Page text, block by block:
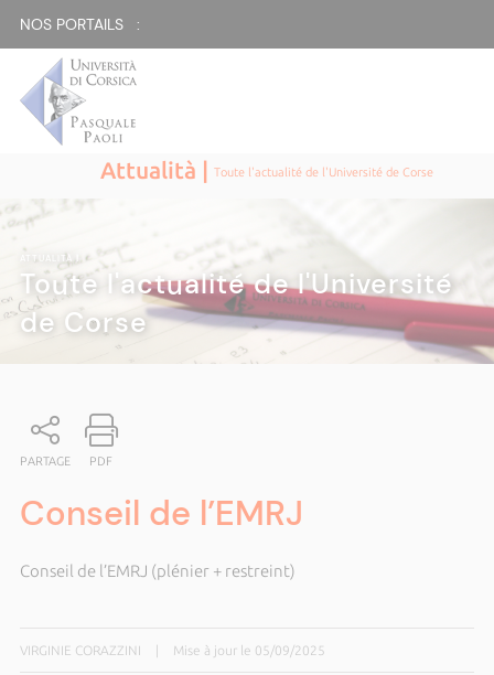
NOS PORTAILS :
Attualità |Toute l'actualité de l'Université de Corse
ATTUALITÀ|
Toute l'actualité de l'Université
de Corse
PARTAGE PDF
Conseil de l’EMRJ
Conseil de l’EMRJ (plénier + restreint)
VIRGINIE CORAZZINI Mise à jour le 05/09/2025